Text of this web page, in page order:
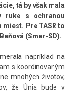
tá by však mala
ruke s ochranou
Pre TASR to
(Smer-SD).
napríklad na
s koordinovaným
mnohých životov,
že Únia bude v